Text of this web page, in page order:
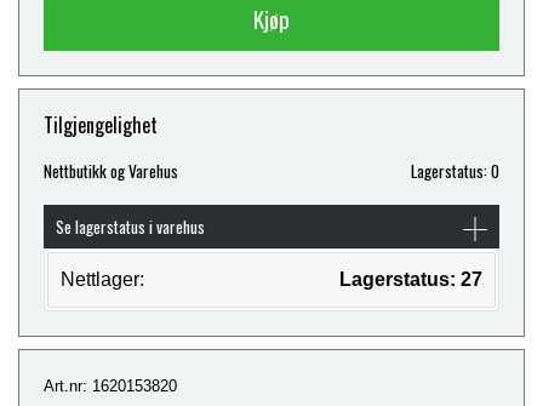
Kjøp
Tilgjengelighet
Nettbutikk og Varehus Lagerstatus: 0
Se lagerstatus i varehus
Nettlager: Lagerstatus: 27
Art.nr: 1620153820